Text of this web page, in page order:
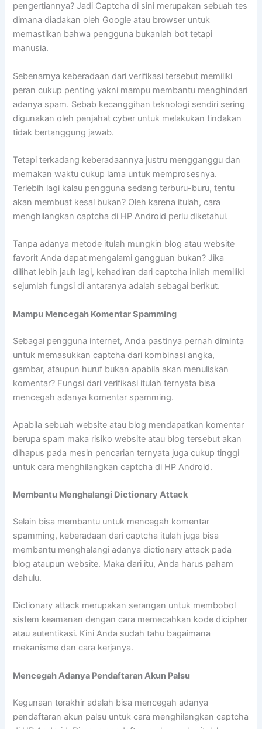
pengertiannya? Jadi Captcha di sini merupakan sebuah tes
dimana diadakan oleh Google atau browser untuk
memastikan bahwa pengguna bukanlah bot tetapi
manusia.
Sebenarnya keberadaan dari verifikasi tersebut memiliki
peran cukup penting yakni mampu membantu menghindari
adanya spam. Sebab kecanggihan teknologi sendiri sering
digunakan oleh penjahat cyber untuk melakukan tindakan
tidak bertanggung jawab.
Tetapi terkadang keberadaannya justru mengganggu dan
memakan waktu cukup lama untuk memprosesnya.
Terlebih lagi kalau pengguna sedang terburu-buru, tentu
akan membuat kesal bukan? Oleh karena itulah, cara
menghilangkan captcha di HP Android perlu diketahui.
Tanpa adanya metode itulah mungkin blog atau website
favorit Anda dapat mengalami gangguan bukan? Jika
dilihat lebih jauh lagi, kehadiran dari captcha inilah memiliki
sejumlah fungsi di antaranya adalah sebagai berikut.
Mampu Mencegah Komentar Spamming
Sebagai pengguna internet, Anda pastinya pernah diminta
untuk memasukkan captcha dari kombinasi angka,
gambar, ataupun huruf bukan apabila akan menuliskan
komentar? Fungsi dari verifikasi itulah ternyata bisa
mencegah adanya komentar spamming.
Apabila sebuah website atau blog mendapatkan komentar
berupa spam maka risiko website atau blog tersebut akan
dihapus pada mesin pencarian ternyata juga cukup tinggi
untuk cara menghilangkan captcha di HP Android.
Membantu Menghalangi Dictionary Attack
Selain bisa membantu untuk mencegah komentar
spamming, keberadaan dari captcha itulah juga bisa
membantu menghalangi adanya dictionary attack pada
blog ataupun website. Maka dari itu, Anda harus paham
dahulu.
Dictionary attack merupakan serangan untuk membobol
sistem keamanan dengan cara memecahkan kode dicipher
atau autentikasi. Kini Anda sudah tahu bagaimana
mekanisme dan cara kerjanya.
Mencegah Adanya Pendaftaran Akun Palsu
Kegunaan terakhir adalah bisa mencegah adanya
pendaftaran akun palsu untuk cara menghilangkan captcha